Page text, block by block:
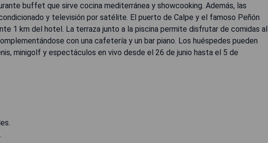
buffet que sirve cocina mediterránea y showcooking. Además, las
y televisión por satélite. El puerto de Calpe y el famoso Peñón
1 km del hotel. La terraza junto a la piscina permite disfrutar de comidas al
con una cafetería y un bar piano. Los huéspedes pueden
minigolf y espectáculos en vivo desde el 26 de junio hasta el 5 de